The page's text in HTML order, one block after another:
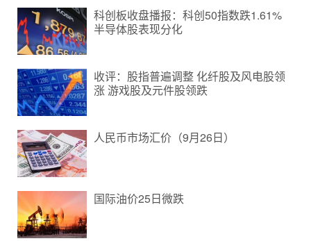
科创板收盘播报：科创50指数跌1.61%
半导体股表现分化
收评：股指普遍调整 化纤股及风电股领
涨 游戏股及元件股领跌
人民币市场汇价（9月26日）
国际油价25日微跌